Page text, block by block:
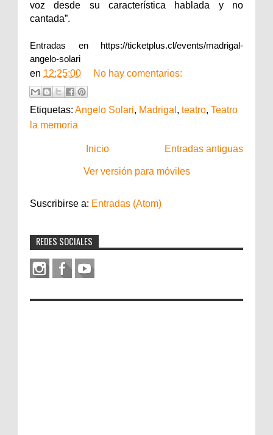
voz desde su característica hablada y no
cantada”.
Entradas en https://ticketplus.cl/events/madrigal-
angelo-solari
en 12:25:00 No hay comentarios:
Etiquetas: Angelo Solari, Madrigal , teatro, Teatro
la memoria
Entradas antiguas
Inicio
Ver versión para móviles
Suscribirse a: Entradas (Atom)
REDES SOCIALES